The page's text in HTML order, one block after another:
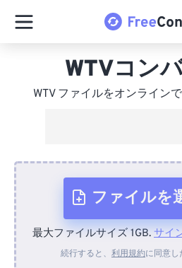
WTVコン
WTV ファイルをオンライン
ファイルを
デバイスか
最大ファイルサイズ 1GB. サイ
続行すると、 利用規約に同意し